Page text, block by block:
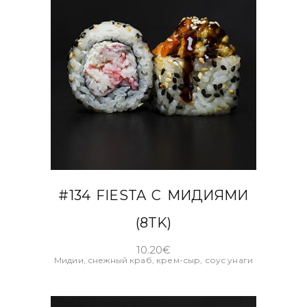
В КОРЗИНУ
#134 FIESTA С МИДИЯМИ
(8TK)
10.20€
Мидии, снежный краб, крем-сыр, соус унаги